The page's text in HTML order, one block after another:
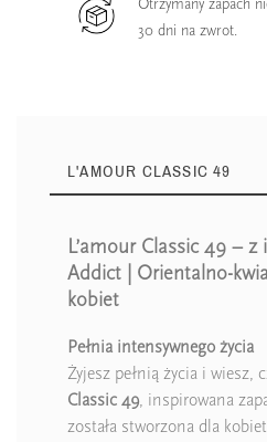
30 dni na zwrot.
L'AMOUR CLASSIC 49
L’amour Classic 49 –
Addict | Orientalno-
kobiet
Pełnia intensywnego życia
Żyjesz pełnią życia i wiesz,
Classic 49, inspirowana
została stworzona dla